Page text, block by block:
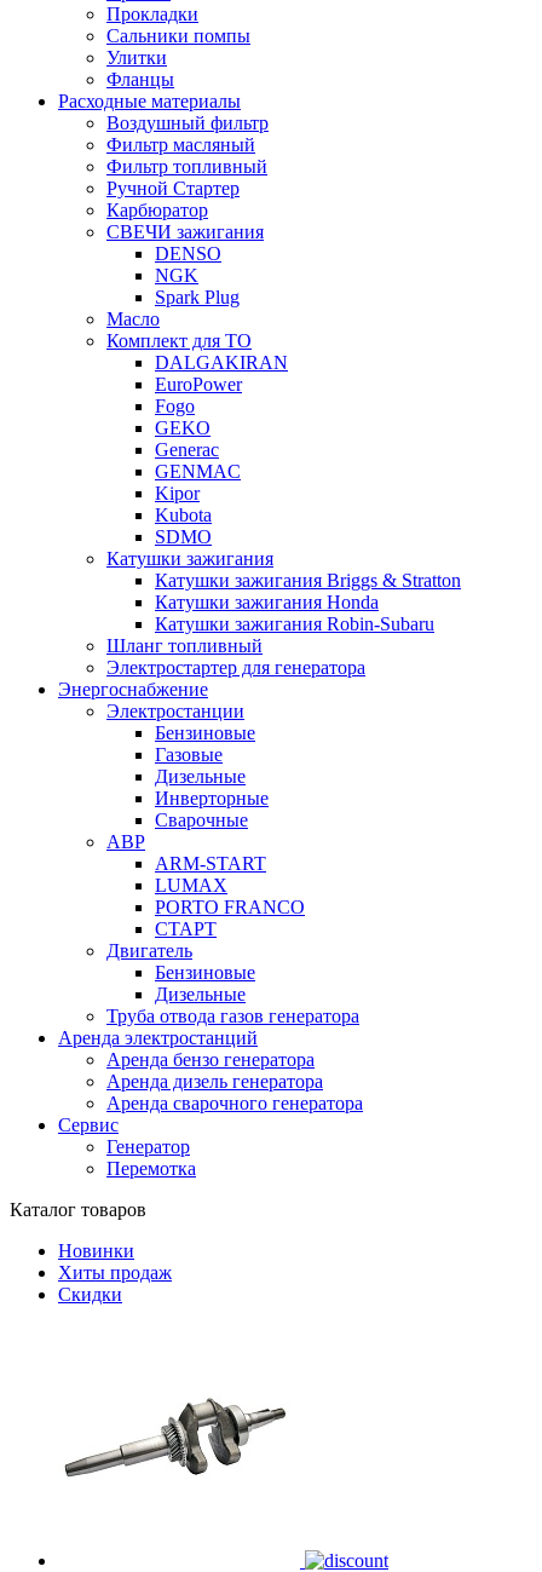
Прокладки
Сальники помпы
Улитки
Фланцы
Расходные материалы
Воздушный фильтр
Фильтр масляный
Фильтр топливный
Ручной Стартер
Карбюратор
СВЕЧИ зажигания
DENSO
NGK
Spark Plug
Масло
Комплект для ТО
DALGAKIRAN
EuroPower
Fogo
GEKO
Generac
GENMAC
Kipor
Kubota
SDMO
Катушки зажигания
Катушки зажигания Briggs & Stratton
Катушки зажигания Honda
Катушки зажигания Robin-Subaru
Шланг топливный
Электростартер для генератора
Энергоснабжение
Электростанции
Бензиновые
Газовые
Дизельные
Инверторные
Сварочные
АВР
ARM-START
LUMAX
PORTO FRANCO
СТАРТ
Двигатель
Бензиновые
Дизельные
Труба отвода газов генератора
Аренда электростанций
Аренда бензо генератора
Аренда дизель генератора
Аренда сварочного генератора
Сервис
Генератор
Перемотка
Каталог товаров
Новинки
Хиты продаж
Скидки